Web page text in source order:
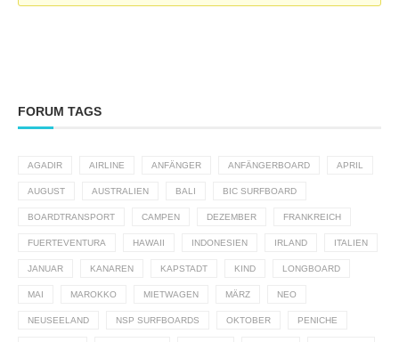
FORUM TAGS
AGADIR AIRLINE ANFÄNGER ANFÄNGERBOARD APRIL
AUGUST AUSTRALIEN BALI BIC SURFBOARD
BOARDTRANSPORT CAMPEN DEZEMBER FRANKREICH
FUERTEVENTURA HAWAII INDONESIEN IRLAND ITALIEN
JANUAR KANAREN KAPSTADT KIND LONGBOARD
MAI MAROKKO MIETWAGEN MÄRZ NEO
NEUSEELAND NSP SURFBOARDS OKTOBER PENICHE